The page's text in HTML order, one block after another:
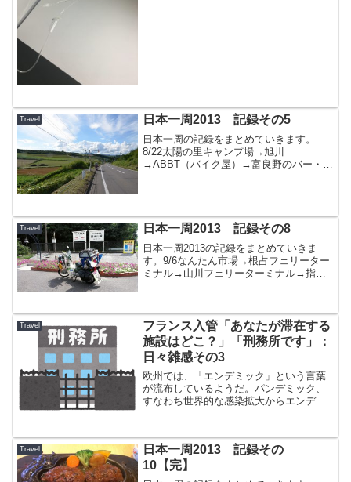
Travel 日本一周2013 記録その5
日本一周の記録をまとめていきます。
8/22太陽の里キャンプ場→旭川
→ABBT（バイク屋）→富良野のバー・
Travel 日本一周2013 記録その8
日本一周2013の記録をまとめていきま
す。9/6なんたん市場→根占フェリーター
ミナル→山川フェリーターミナル→指宿
ー ...
Travel
フランス入管「あなたが滞在する
施設はどこ？」「刑務所です」：
日々雑感その3
欧州では、「エンデミック」という言葉
が流布しているようだ。パンデミック、
すなわち世界的な感染拡大からエンデミ
方だ。たとえば、フランスはもう入国時
の隔離が免除になっている...
Travel
日本一周2013 記録その
10【完】